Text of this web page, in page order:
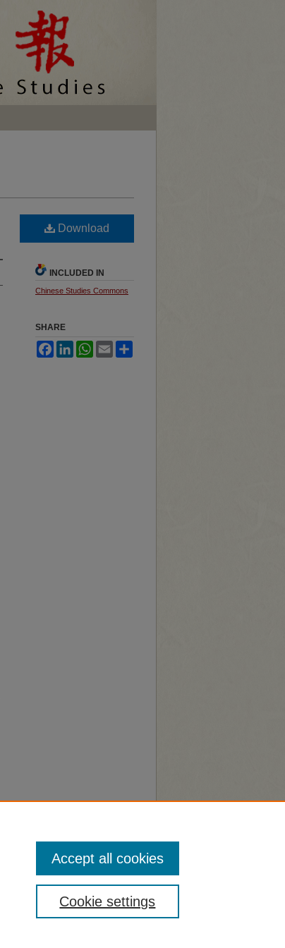
Download
INCLUDED IN
Chinese Studies Commons
SHARE
FacebookLinkedInWhatsApp
Email
Cookie settings
Accept all cookies